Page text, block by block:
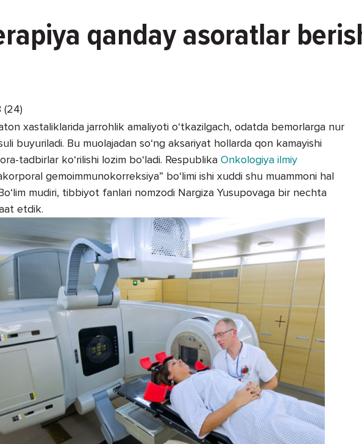
qanday asoratlar
(24)
xastaliklarida jarrohlik amaliyoti o‘tkazilgach, odatda bemorlarga nur
buyuriladi. Bu muolajadan so‘ng aksariyat hollarda qon kamayishi
tadbirlar ko‘rilishi lozim bo‘ladi. Respublika Onkologiya ilmiy
gemoimmunokorreksiya” bo‘limi ishi xuddi shu muammoni hal
mudiri, tibbiyot fanlari nomzodi Nargiza Yusupovaga bir nechta
etdik.